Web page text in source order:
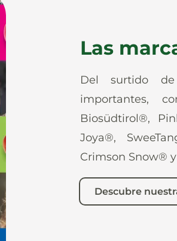
Las
Del surtido
importantes,
Biosüdtirol®,
Joya®,
Crimson Snow®
Descubre